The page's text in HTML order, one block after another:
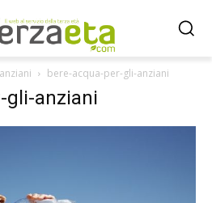
bere-acqua-per-gli-anziani
gli-anziani